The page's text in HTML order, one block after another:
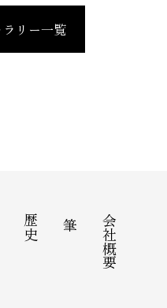
リー一覧
会社概要
筆
歴史